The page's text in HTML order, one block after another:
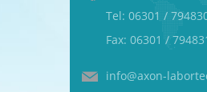
Tel: 06301 /
Fax: 06301 /
info@axon-